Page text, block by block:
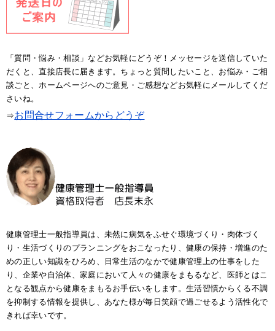
「質問・悩み・相談」などお気軽にどうぞ！メッセージを送信していた
だくと、直接店長に届きます。ちょっと質問したいこと、お悩み・ご相
談ごと、ホームページへのご意見・ご感想などお気軽にメールしてくだ
さいね。
⇒お問合せフォームからどうぞ
健康管理士一般指導員は、未然に病気をふせぐ環境づくり・肉体づく
り・生活づくりのプランニングをおこなったり、健康の保持・増進のた
めの正しい知識をひろめ、日常生活のなかで健康管理上の仕事をした
り、企業や自治体、家庭において人々の健康をまもるなど、医師とはこ
となる観点から健康をまもるお手伝いをします。生活習慣からくる不調
を抑制する情報を提供し、あなた様が毎日笑顔で過ごせるよう活性化で
きれば幸いです。